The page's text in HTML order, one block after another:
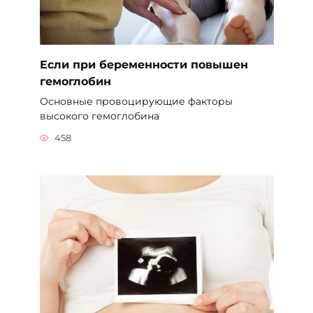
Если при беременности повышен
гемоглобин
Основные провоцирующие факторы
высокого гемоглобина
458